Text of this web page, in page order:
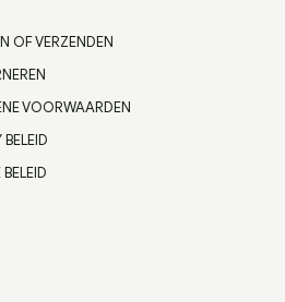
OF VERZENDEN
VOORWAARDEN